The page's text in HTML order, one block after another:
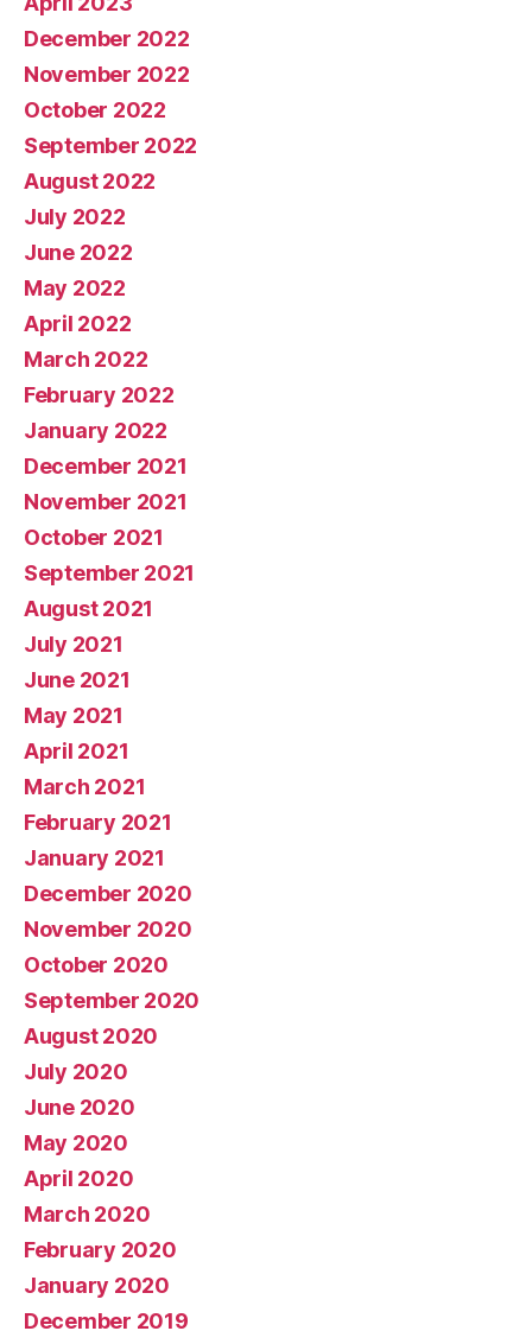
December 2022
November 2022
October 2022
September 2022
August 2022
July 2022
June 2022
May 2022
April 2022
March 2022
February 2022
January 2022
December 2021
November 2021
October 2021
September 2021
August 2021
July 2021
June 2021
May 2021
April 2021
March 2021
February 2021
January 2021
December 2020
November 2020
October 2020
September 2020
August 2020
July 2020
June 2020
May 2020
April 2020
March 2020
February 2020
January 2020
December 2019